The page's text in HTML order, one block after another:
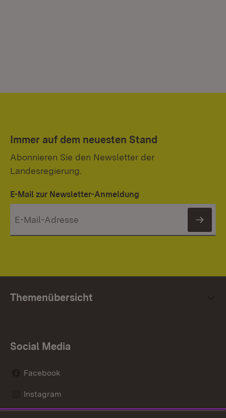
Immer auf dem neuesten Stand
Abonnieren Sie den Newsletter der
Landesregierung.
E-Mail zur Newsletter-Anmeldung
Themenübersicht
Social Media
Facebook
Instagram